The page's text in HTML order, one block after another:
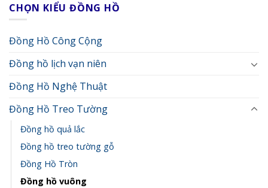
CHỌN KIỂU ĐỒNG HỒ
Đồng Hồ Công Cộng
Đồng hồ lịch vạn niên
Đồng Hồ Nghệ Thuật
Đồng Hồ Treo Tường
Đồng hồ quả lắc
Đồng hồ treo tường gỗ
Đồng Hồ Tròn
Đồng hồ vuông